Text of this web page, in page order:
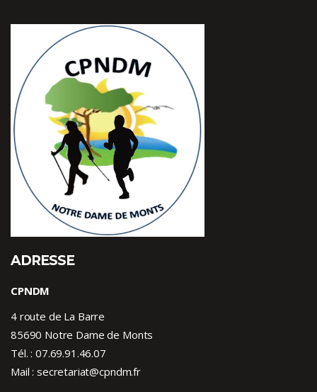
ADRESSE
CPNDM
4 route de La Barre
85690 Notre Dame de Monts
Tél. : 07.69.91.46.07
Mail : secretariat@cpndm.fr